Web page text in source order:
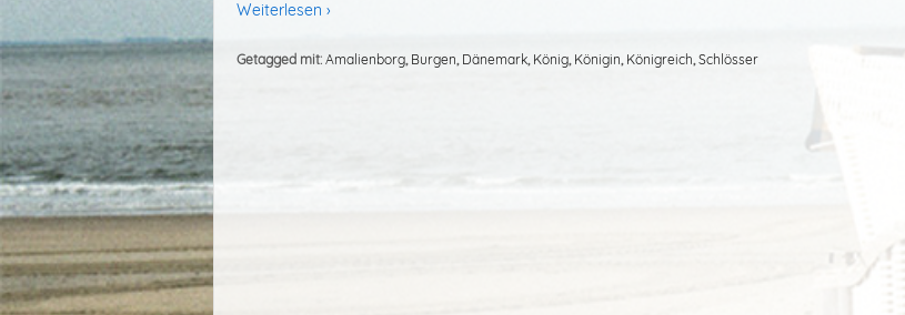
Weiterlesen ›
Getagged mit: Amalienborg, Burgen, Dänemark, König, Königin, Königreich, Schlösser